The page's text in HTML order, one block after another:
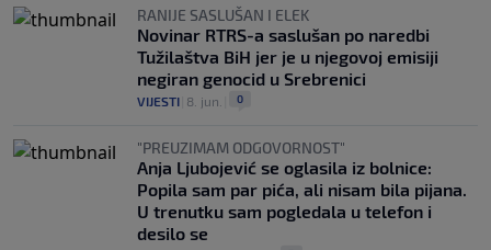
RANIJE SASLUŠAN I ELEK
Novinar RTRS-a saslušan po naredbi
Tužilaštva BiH jer je u njegovoj emisiji
negiran genocid u Srebrenici
VIJESTI 8. jun. 0
"PREUZIMAM ODGOVORNOST"
Anja Ljubojević se oglasila iz bolnice:
Popila sam par pića, ali nisam bila pijana.
U trenutku sam pogledala u telefon i
desilo se